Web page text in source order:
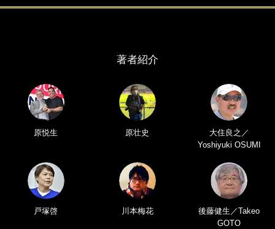
著者紹介
原悦生 原壮史
大住良之／
Yoshiyuki OSUMI
戸塚啓 川本梅花
後藤健生／Takeo
GOTO